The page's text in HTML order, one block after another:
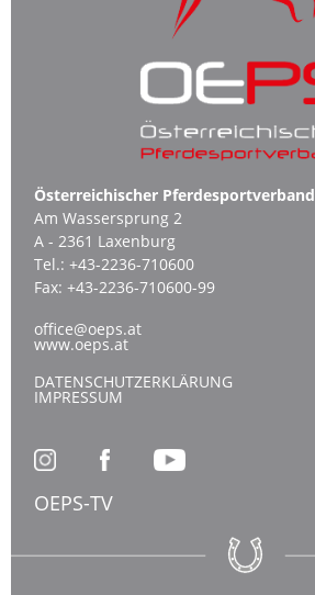
Österreichischer Pferdesportverband
Am Wassersprung 2
A - 2361 Laxenburg
Tel.: +43-2236-710600
Fax: +43-2236-710600-99
office@oeps.at
www.oeps.at
DATENSCHUTZERKLÄRUNG
IMPRESSUM
OEPS-TV